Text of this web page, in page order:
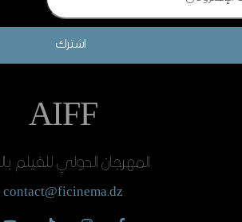
اشترك
AIFF
المهرجان الدولي للفيلم
contact@ficinema.dz